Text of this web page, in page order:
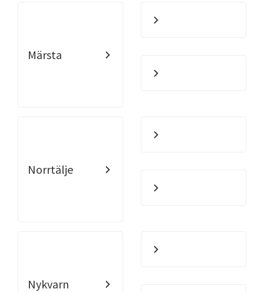
Märsta
Norrtälje
Nykvarn